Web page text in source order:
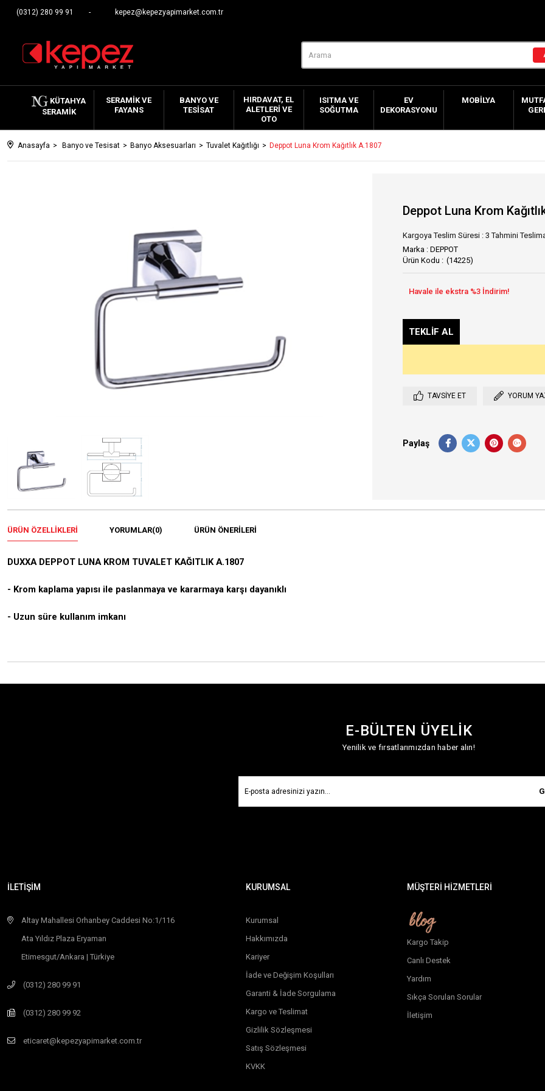
(0312) 280 99 91 kepez@kepezyapimarket.com.tr
KÜTAHYA
SERAMIK
SERAMIK VE
FAYANS
BANYO VE
TESISAT
HIRDAVAT, EL
ALETLERI VE
OTO
ISITMA VE
SOĞUTMA
EV
DEKORASYONU
MOBILYA
Anasayfa Banyo ve Tesisat Banyo Aksesuarları Tuvalet Kağıtlığı Deppot Luna Krom Kağıtlık A.1807
Deppot Luna Krom
Kargoya Teslim Süresi : 3 Tahmini
Marka : DEPPOT
(14225)
TAVSIYE ET YORUM
Paylaş
ÜRÜN ÖZELLIKLERI YORUMLAR(0) ÜRÜN ÖNERILERI
DUXXA DEPPOT LUNA KROM TUVALET KAĞITLIK A.1807
- Krom kaplama yapısı ile paslanmaya ve kararmaya karşı dayanıklı
- Uzun süre kullanım imkanı
E-BÜLTEN ÜYELİK
Yenilik ve fırsatlarımızdan haber alın!
İLETİŞİM
Altay Mahallesi Orhanbey Caddesi No:1/116
Ata Yıldız Plaza Eryaman
Etimesgut/Ankara | Türkiye
(0312) 280 99 91
(0312) 280 99 92
eticaret@kepezyapimarket.com.tr
KURUMSAL
Kurumsal
Hakkımızda
Kariyer
İade ve Değişim Koşulları
Garanti & İade Sorgulama
Kargo ve Teslimat
Gizlilik Sözleşmesi
Satış Sözleşmesi
KVKK
MÜŞTERİ HİZMETLERİ
Kargo Takip
Canlı Destek
Yardım
Sıkça Sorulan Sorular
İletişim